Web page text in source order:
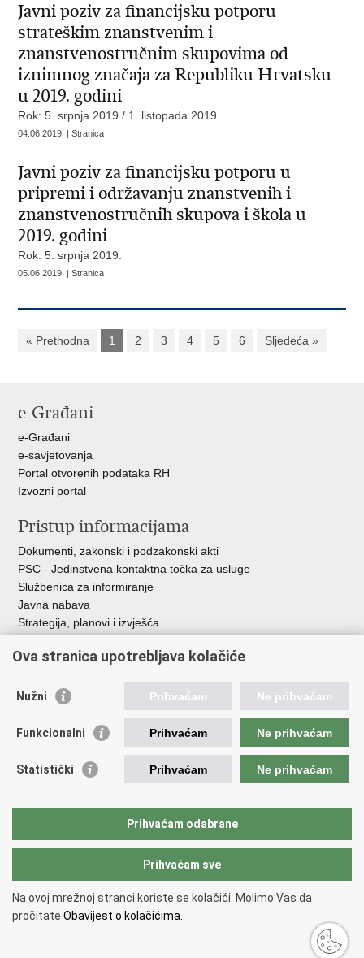
Javni poziv za financijsku potporu
strateškim znanstvenim i
znanstvenostručnim skupovima od
iznimnog značaja za Republiku Hrvatsku
u 2019. godini
Rok: 5. srpnja 2019./ 1. listopada 2019.
04.06.2019. | Stranica
Javni poziv za financijsku potporu u
pripremi i održavanju znanstvenih i
znanstvenostručnih skupova i škola u
2019. godini
Rok: 5. srpnja 2019.
05.06.2019. | Stranica
« Prethodna 1 2 3 4 5 6 Sljedeća »
e-Građani
e-Građani
e-savjetovanja
Portal otvorenih podataka RH
Izvozni portal
Pristup informacijama
Dokumenti, zakonski i podzakonski akti
PSC - Jedinstvena kontaktna točka za usluge
Službenica za informiranje
Javna nabava
Strategija, planovi i izvješća
Korisne poveznice
Vlada RH
ASOO
CARNET
Copyright © 2026 Ministarstvo znanosti, obrazovanja i mladih.
korištenjaIzjava o pristupačnosti
Ova stranica upotrebljava kolačiće
Nužni Prihvaćam Ne prihvaćam
Funkcionalni Prihvaćam Ne prihvaćam
Statistički Prihvaćam Ne prihvaćam
Prihvaćam odabrane
Prihvaćam sve
Na ovoj mrežnoj stranci koriste se kolačići. Molimo Vas da
pročitate Obavijest o kolačićima.